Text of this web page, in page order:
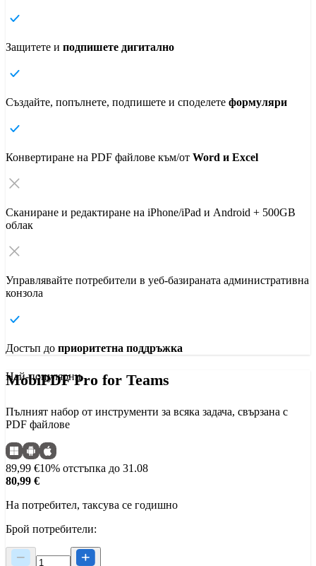
Защитете и подпишете дигитално
Създайте, попълнете, подпишете и споделете формуляри
Конвертиране на PDF файлове към/от Word и Excel
Сканиране и редактиране на iPhone/iPad и Android + 500GB
облак
Управлявайте потребители в уеб-базираната административна
конзола
Достъп до приоритетна поддръжка
Най-популярни
MobiPDF Pro for Teams
Пълният набор от инструменти за всяка задача, свързана с
PDF файлове
89,99 €10% отстъпка до 31.08
80,99 €
На потребител, таксува се годишно
Брой потребители: